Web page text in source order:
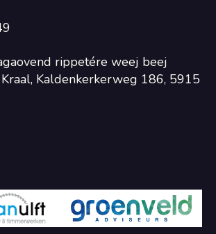
rippetére weej beej
Kaldenkerkerweg 186, 5915